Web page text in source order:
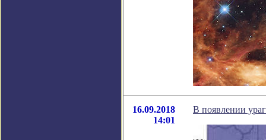
16.09.2018
14:01
В появлении